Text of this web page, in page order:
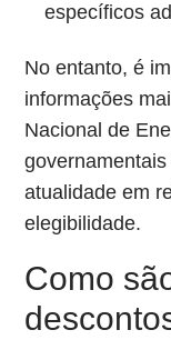
específicos
No entanto, é
informações
Nacional de
atualidade em
elegibilidade.
Como